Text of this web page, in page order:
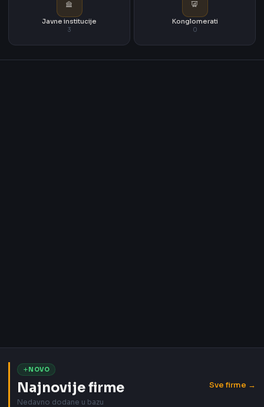
Javne institucije
3
Konglomerati
0
NOVO
Najnovije firme
Nedavno dodane u bazu
Sve firme →